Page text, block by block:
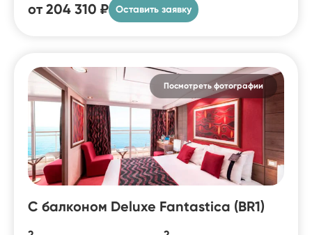
от 204 310 ₽ Оставить заявку
Посмотреть фотографии
С балконом Deluxe Fantastica (BR1)